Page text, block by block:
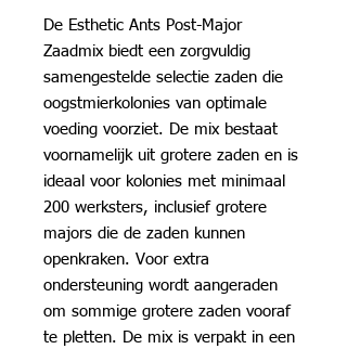
De Esthetic Ants Post-Major
Zaadmix biedt een zorgvuldig
samengestelde selectie zaden die
oogstmierkolonies van optimale
voeding voorziet. De mix bestaat
voornamelijk uit grotere zaden en is
ideaal voor kolonies met minimaal
200 werksters, inclusief grotere
majors die de zaden kunnen
openkraken. Voor extra
ondersteuning wordt aangeraden
om sommige grotere zaden vooraf
te pletten. De mix is verpakt in een